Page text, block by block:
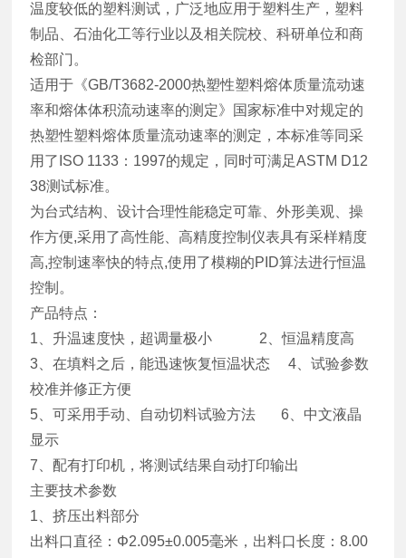
温度较低的塑料测试，广泛地应用于塑料生产，塑料
制品、石油化工等行业以及相关院校、科研单位和商
检部门。
适用于《GB/T3682-2000热塑性塑料熔体质量流动速
率和熔体体积流动速率的测定》国家标准中对规定的
热塑性塑料熔体质量流动速率的测定，本标准等同采
用了ISO 1133：1997的规定，同时可满足ASTM D12
38测试标准。
为台式结构、设计合理性能稳定可靠、外形美观、操
作方便,采用了高性能、高精度控制仪表具有采样精度
高,控制速率快的特点,使用了模糊的PID算法进行恒温
控制。
产品特点：
1、升温速度快，超调量极小 2、恒温精度高
3、在填料之后，能迅速恢复恒温状态 4、试验参数
校准并修正方便
5、可采用手动、自动切料试验方法 6、中文液晶
显示
7、配有打印机，将测试结果自动打印输出
主要技术参数
1、挤压出料部分
出料口直径：Φ2.095±0.005毫米，出料口长度：8.00